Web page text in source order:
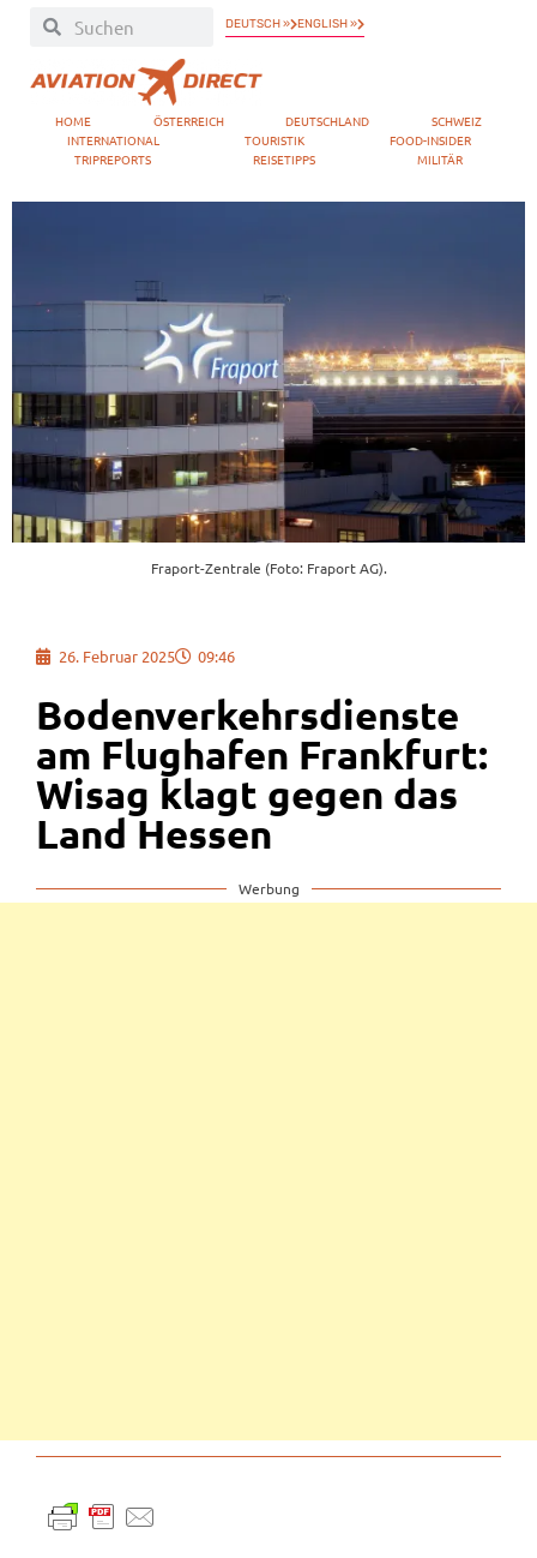
DEUTSCH » ENGLISH »
HOME ÖSTERREICH DEUTSCHLAND
SCHWEIZ
INTERNATIONAL
TOURISTIK
FOOD-INSIDER
TRIPREPORTS
REISETIPPS MILITÄR
Fraport-Zentrale (Foto: Fraport AG).
26. Februar 2025 09:46
Bodenverkehrsdienste
am Flughafen Frankfurt:
Wisag klagt gegen das
Land Hessen
Werbung